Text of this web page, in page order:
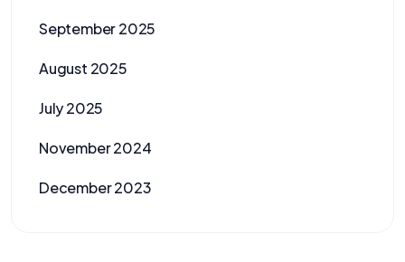
September 2025
August 2025
July 2025
November 2024
December 2023